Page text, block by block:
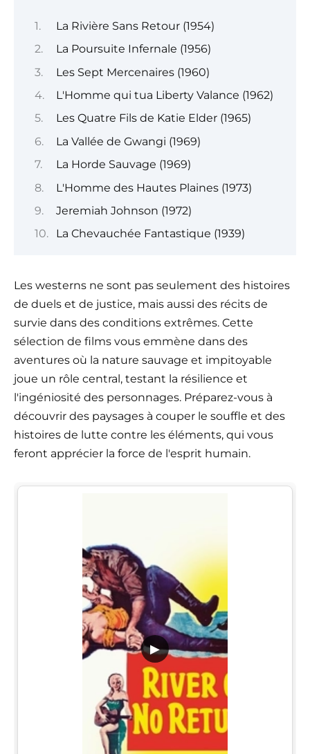
La Rivière Sans Retour (1954)
La Poursuite Infernale (1956)
Les Sept Mercenaires (1960)
L'Homme qui tua Liberty Valance (1962)
Les Quatre Fils de Katie Elder (1965)
La Vallée de Gwangi (1969)
La Horde Sauvage (1969)
L'Homme des Hautes Plaines (1973)
Jeremiah Johnson (1972)
La Chevauchée Fantastique (1939)
Les westerns ne sont pas seulement des histoires
de duels et de justice, mais aussi des récits de
survie dans des conditions extrêmes. Cette
sélection de films vous emmène dans des
aventures où la nature sauvage et impitoyable
joue un rôle central, testant la résilience et
l'ingéniosité des personnages. Préparez-vous à
découvrir des paysages à couper le souffle et des
histoires de lutte contre les éléments, qui vous
feront apprécier la force de l'esprit humain.
▶